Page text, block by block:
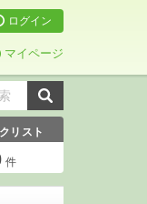
ログイン
マイページ
リスト
件